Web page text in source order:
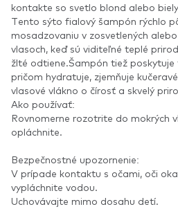
kontakte so svetlo blond alebo
Tento sýto fialový šampón rýchlo
mosadzovaniu v zosvetlených
vlasoch, keď sú viditeľné teplé
žlté odtiene.Šampón tiež poskytuje
pričom hydratuje, zjemňuje
vlasové vlákno o čírosť a skvelý
Ako používať:
Rovnomerne rozotrite do mokrých
opláchnite.
Bezpečnostné upozornenie:
V prípade kontaktu s očami, oči
vypláchnite vodou.
Uchovávajte mimo dosahu detí.